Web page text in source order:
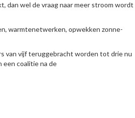
dan wel de vraag naar meer stroom wordt
warmtenetwerken, opwekken zonne-
van vijf teruggebracht worden tot drie nu
een coalitie na de